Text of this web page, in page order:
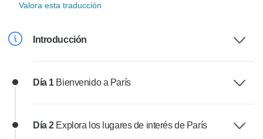
Valora esta traducción
Introducción
Día 1 Bienvenido a París
Día 2 Explora los lugares de interés de París